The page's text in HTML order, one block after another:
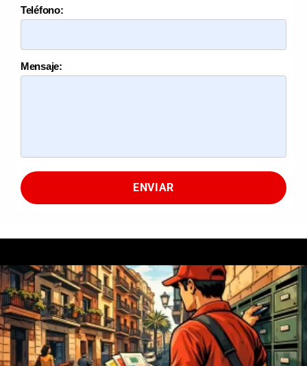
Teléfono:
Mensaje:
ENVIAR